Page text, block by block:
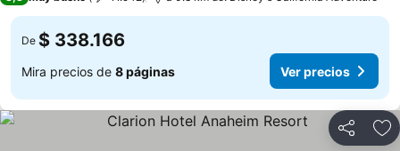
De $ 338.166
Mira precios de 8 páginas Ver precios
Compartir